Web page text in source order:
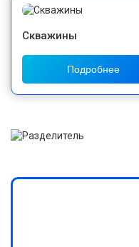
Скважины
Подробнее